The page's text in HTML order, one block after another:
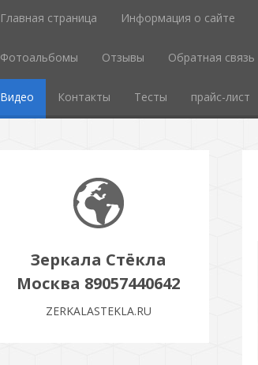
Главная страница Информация о сайте
Фотоальбомы Отзывы Обратная связь
Видео Контакты Тесты прайс-лист
Зеркала Стёкла
Москва 89057440642
ZERKALASTEKLA.RU